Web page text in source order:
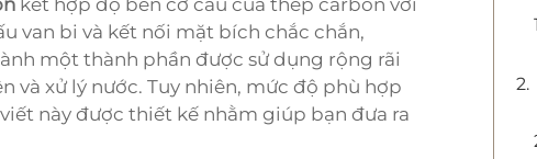
van bi và kết nối mặt bích chắc chắn,
một thành phần được sử dụng rộng rãi
và xử lý nước. Tuy nhiên, mức độ phù hợp
này được thiết kế nhằm giúp bạn đưa ra